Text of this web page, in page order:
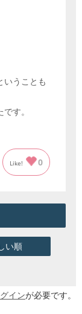
いうことも
す。
Like! 0
い順
インが必要です。